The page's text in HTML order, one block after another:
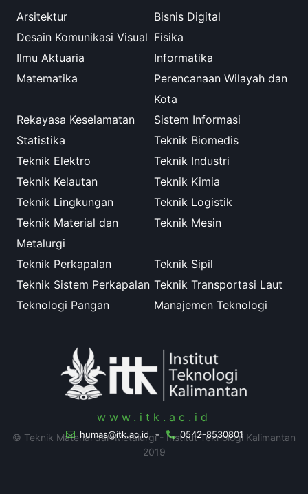
Arsitektur
Bisnis Digital
Desain Komunikasi Visual Fisika
Ilmu Aktuaria
Informatika
Matematika
Perencanaan Wilayah dan
Kota
Rekayasa Keselamatan
Sistem Informasi
Statistika
Teknik Biomedis
Teknik Elektro
Teknik Industri
Teknik Kelautan
Teknik Kimia
Teknik Lingkungan
Teknik Logistik
Teknik Material dan
Metalurgi
Teknik Mesin
Teknik Perkapalan
Teknik Sipil
Teknik Sistem Perkapalan Teknik Transportasi Laut
Teknologi Pangan
Manajemen Teknologi
www.itk.ac.id
humas@itk.ac.id - 0542-8530801
© Teknik Material dan Metalurgi - Institut Teknologi Kalimantan
2019